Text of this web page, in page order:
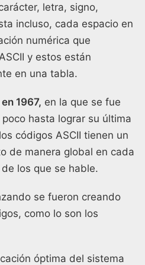
letra, signo,
incluso, cada espacio en
numérica que
y estos están
en una tabla.
1967, en la que se fue
hasta lograr su última
códigos ASCII tienen un
de manera global en cada
los que se hable.
se fueron creando
como lo son los
óptima del sistema